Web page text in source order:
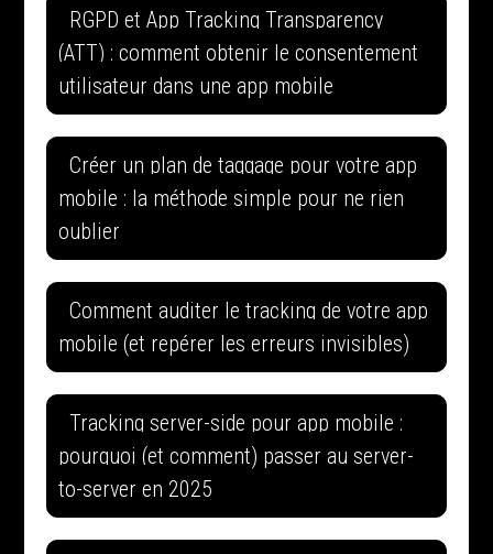
RGPD et App Tracking Transparency
(ATT) : comment obtenir le consentement
utilisateur dans une app mobile
Créer un plan de taggage pour votre app
mobile : la méthode simple pour ne rien
oublier
Comment auditer le tracking de votre app
mobile (et repérer les erreurs invisibles)
Tracking server-side pour app mobile :
pourquoi (et comment) passer au server-
to-server en 2025